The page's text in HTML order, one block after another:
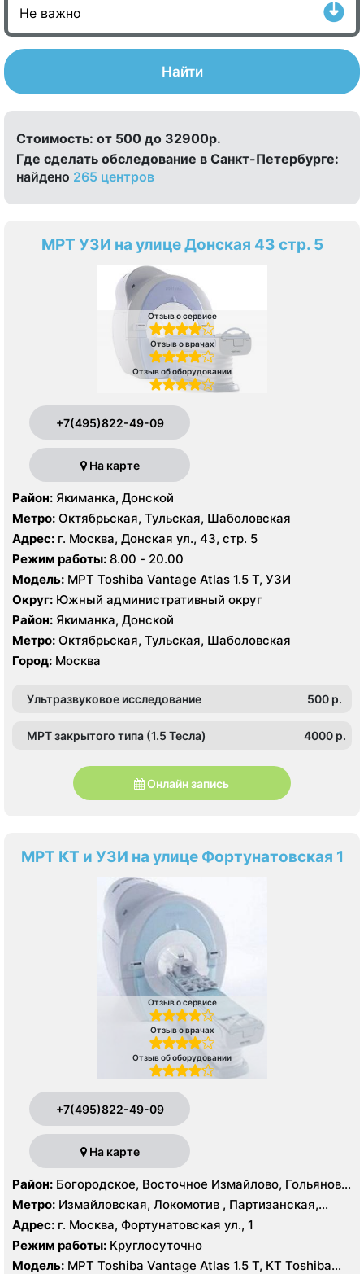
Найти
Стоимость: от 500 до 32900р.
Где сделать обследование в Санкт-Петербурге:
найдено 265 центров
МРТ УЗИ на улице Донская 43 стр. 5
Отзыв о сервисе
Отзыв о врачах
Отзыв об оборудовании
+7(495)822-49-09
На карте
Район: Якиманка, Донской
Метро: Октябрьская, Тульская, Шаболовская
Адрес: г. Москва, Донская ул., 43, стр. 5
Режим работы: 8.00 - 20.00
Модель: МРТ Toshiba Vantage Atlas 1.5 Т, УЗИ
Округ: Южный административный округ
Район: Якиманка, Донской
Метро: Октябрьская, Тульская, Шаболовская
Город: Москва
Ультразвуковое исследование 500 p.
МРТ закрытого типа (1.5 Тесла) 4000 p.
Онлайн запись
МРТ КТ и УЗИ на улице Фортунатовская 1
Отзыв о сервисе
Отзыв о врачах
Отзыв об оборудовании
+7(495)822-49-09
На карте
Район: Богородское, Восточное Измайлово, Гольяново,
Измайлово, Соколиная Гора
Метро: Измайловская, Локомотив , Партизанская,
Преображенская площадь, Черкизовская
Адрес: г. Москва, Фортунатовская ул., 1
Режим работы: Круглосуточно
Модель: МРТ Toshiba Vantage Atlas 1.5 Т, КТ Toshiba